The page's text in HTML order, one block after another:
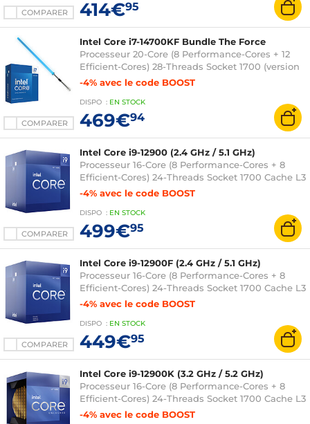
COMPARER 414€95
COMPARER
Intel Core i7-14700KF Bundle The Force
Processeur 20-Core (8 Performance-Cores + 12
Efficient-Cores) 28-Threads Socket 1700 (version
boîte sans ventilateur) + Sabre connecté LED
-4% avec le code BOOST
DISPO : EN STOCK
469€94
COMPARER
Intel Core i9-12900 (2.4 GHz / 5.1 GHz)
Processeur 16-Core (8 Performance-Cores + 8
Efficient-Cores) 24-Threads Socket 1700 Cache L3
30 Mo Intel UHD Graphics 770 0.010 micron
ans)
-4% avec le code BOOST
DISPO : EN STOCK
499€95
COMPARER
Intel Core i9-12900F (2.4 GHz / 5.1 GHz)
Processeur 16-Core (8 Performance-Cores + 8
Efficient-Cores) 24-Threads Socket 1700 Cache L3
30 Mo 0.010 micron (version boîte avec
-4% avec le code BOOST
DISPO : EN STOCK
449€95
Intel Core i9-12900K (3.2 GHz / 5.2 GHz)
Processeur 16-Core (8 Performance-Cores + 8
Efficient-Cores) 24-Threads Socket 1700 Cache L3
30 Mo Intel UHD Graphics 770 0.010 micron
-4% avec le code BOOST